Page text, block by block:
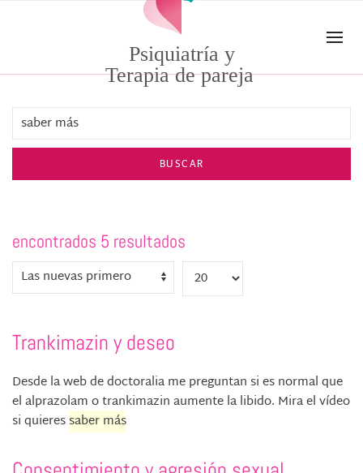
Skip to main contentPsiquiatría y
Terapia de pareja
BUSCAR
encontrados 5 resultados
Trankimazin y deseo
Desde la web de doctoralia me preguntan si es normal que
el alprazolam o trankimazin aumente la libido. Mira el vídeo
si quieressaber más